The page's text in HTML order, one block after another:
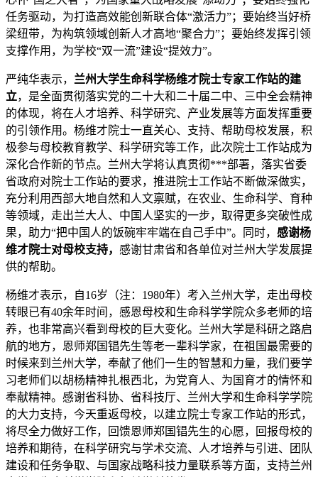
任务驱动，为打造高效能创新联合体“激活力”；要始终当好桥
梁纽带，为构筑领域创新人才高地“聚合力”；要始终发挥引领
支撑作用，为学校“双一流”建设“提效力”。
严纯华表示， 兰州大学生命科学杨维才院士专家工作站的建
立，是全面贯彻落实党的二十大和二十届二中、三中全会精神
的体现，将在人才培养、科学研究、产业发展等方面发挥重要
的引领作用。杨维才院士一直关心、支持、帮助母校发展，积
极参与母校教育教学、科学研究等工作，此次院士工作站成为
深化合作新的节点。兰州大学将认真贯彻***部署，落实省委
省政府对院士工作站的要求，推进院士工作站不断做深做实，
充分利用西部大地自然和人文禀赋，在农业、生命科学、育种
等领域，走出兰大人、中国人坚实的一步，取得更多突破性成
果，助力“把中国人的饭碗牢牢端在自己手中”。同时， 感谢杨
维才院士对母校支持， 感谢甘肃省和各单位对兰州大学发展提
供的帮助。
杨维才表示，自16岁（注：1980年）考入兰州大学，走出母校
转眼已有40余年时间，感恩母校和生命科学学院众多老师的培
养，也非常高兴看到母校的巨大变化。兰州大学是科研之路启
航的地方，恩师郑国锠先生等老一辈科学家，在祖国最需要的
时候来到兰州大学，奉献了他们一生的智慧和力量，我们要学
习老师们以胡杨精神扎根西北，为党育人、为国育才的情怀和
奉献精神。感谢省科协、省科技厅、兰州大学和生命科学学院
的大力支持，今天重返母校，以建立院士专家工作站的形式，
将尽全力做好工作，回馈恩师郑国锠先生的心愿，回报母校的
培养和期待，在科学研究与学术交流、人才培养与引进、团队
建设和任务争取、与国家战略科技力量联系等方面，支持兰州